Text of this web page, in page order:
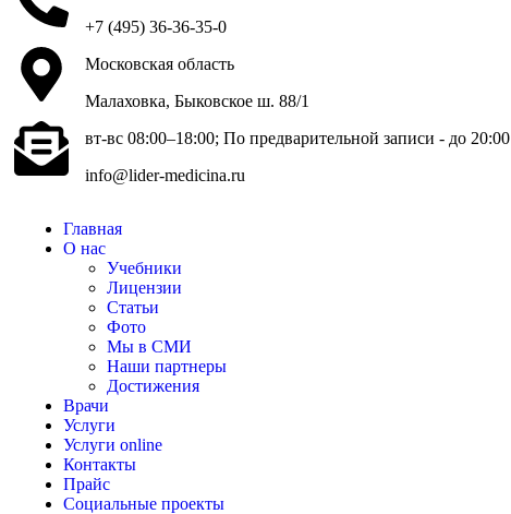
+7 (495) 36-36-35-0
Московская область
Малаховка, Быковское ш. 88/1
вт-вс 08:00–18:00; По предварительной записи - до 20:00
info@lider-medicina.ru
Главная
О нас
Учебники
Лицензии
Статьи
Фото
Мы в СМИ
Наши партнеры
Достижения
Врачи
Услуги
Услуги online
Контакты
Прайс
Социальные проекты